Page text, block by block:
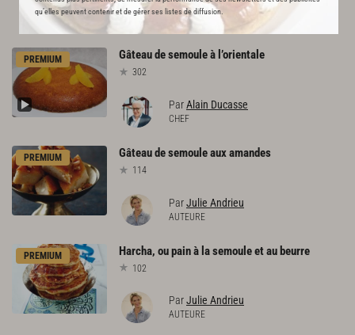
qu’elles peuvent contenir et de gérer ses listes de diffusion.
L'ACADÉMIE DU GOÛT VOUS
RECOMMANDE
PREMIUM Gâteaudesemouleà l’orientale
302
ParAlain Ducasse
CHEF
PREMIUM Gâteaudesemouleauxamandes
114
ParJulie Andrieu
AUTEURE
PREMIUM Harcha, oupainà lasemouleetau beurre
102
ParJulie Andrieu
AUTEURE